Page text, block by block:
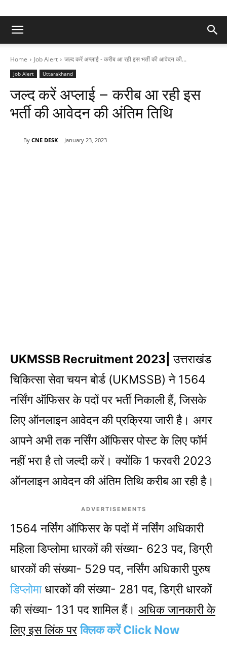
Home Job Alert जल्द करें अप्लाई - करीब आ रही इस भर्ती की आवेदन की...
Job Alert Uttarakhand
जल्द करें अप्लाई – करीब आ रही इस
भर्ती की आवेदन की अंतिम तिथि
By CNE DESK January 23, 2023
​UKMSSB Recruitment 2023| उत्तराखंड
चिकित्सा सेवा चयन बोर्ड (UKMSSB) ने 1564
नर्सिंग ऑफिसर के पदों पर भर्ती निकाली हैं, जिसके
लिए ऑनलाइन आवेदन की प्रक्रिया जारी है। अगर
आपने अभी तक नर्सिंग ऑफिसर पोस्ट के लिए फॉर्म
नहीं भरा है तो जल्दी करें। क्योंकि 1 फरवरी 2023
ऑनलाइन आवेदन की अंतिम तिथि करीब आ रही है।
ADVERTISEMENTS
1564 नर्सिंग ऑफिसर के पदों में नर्सिंग अधिकारी
महिला डिप्लोमा धारकों की संख्या- 623 पद, डिग्री
धारकों की संख्या- 529 पद, नर्सिंग अधिकारी पुरुष
डिप्लोमा धारकों की संख्या- 281 पद, डिग्री धारकों
की संख्या- 131 पद शामिल हैं। अधिक जानकारी के
लिए इस लिंक पर क्लिक करें Click Now